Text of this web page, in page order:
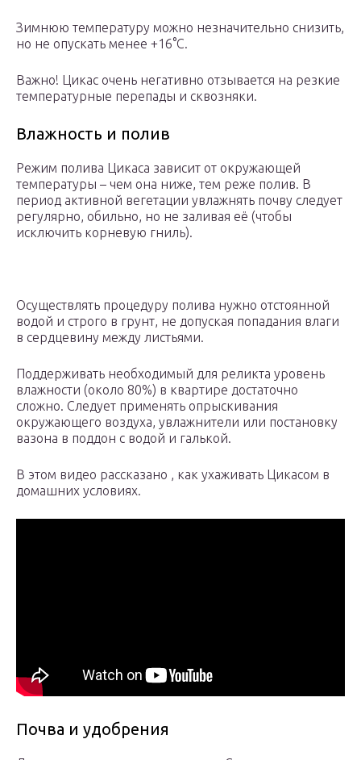
Зимнюю температуру можно незначительно снизить,
но не опускать менее +16°C.
Важно! Цикас очень негативно отзывается на резкие
температурные перепады и сквозняки.
Влажность и полив
Режим полива Цикаса зависит от окружающей
температуры – чем она ниже, тем реже полив. В
период активной вегетации увлажнять почву следует
регулярно, обильно, но не заливая её (чтобы
исключить корневую гниль).
Осуществлять процедуру полива нужно отстоянной
водой и строго в грунт, не допуская попадания влаги
в сердцевину между листьями.
Поддерживать необходимый для реликта уровень
влажности (около 80%) в квартире достаточно
сложно. Следует применять опрыскивания
окружающего воздуха, увлажнители или постановку
вазона в поддон с водой и галькой.
В этом видео рассказано , как ухаживать Цикасом в
домашних условиях.
Почва и удобрения